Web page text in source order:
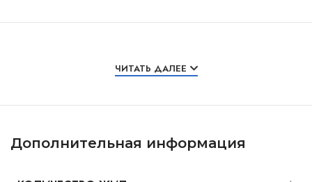
ЧИТАТЬ ДАЛЕЕ
Дополнительная информация